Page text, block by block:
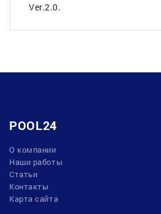
Ver.2.0.
POOL24
О компании
Наши работы
Статьи
Контакты
Карта сайта